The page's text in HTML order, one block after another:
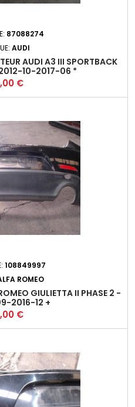
87088274
AUDI
AUDI A3 III SPORTBACK
2012-10-2017-06 *
€
108849997
ROMEO
GIULIETTA II PHASE 2 -
2016-12 +
€